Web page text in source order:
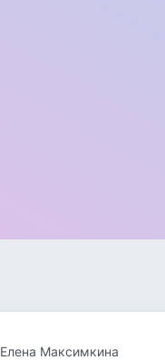
Елена Максимкина